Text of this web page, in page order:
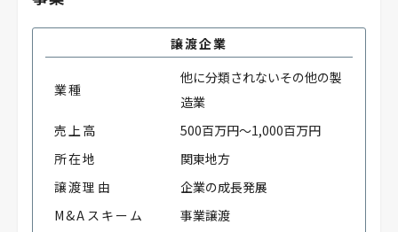
譲渡企業
業種
他に分類されないその他の製
造業
売上高
500百万円～1,000百万円
所在地
関東地方
譲渡理由
企業の成長発展
M&Aスキーム
事業譲渡